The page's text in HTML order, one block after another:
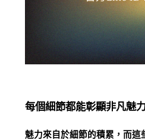
每個細節都能彰顯非凡魅
魅力來自於細節的積累，而這